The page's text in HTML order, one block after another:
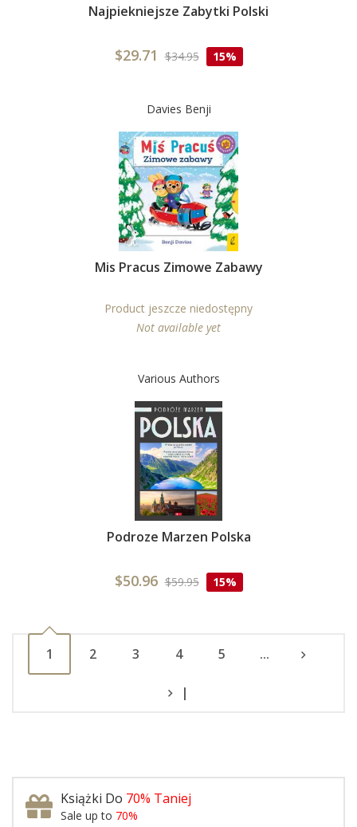
Najpiekniejsze Zabytki Polski
$29.71 $34.95 15%
Davies Benji
Mis Pracus Zimowe Zabawy
Product jeszcze niedostępny
Not available yet
Various Authors
Podroze Marzen Polska
$50.96 $59.95 15%
1 2 3 4 5 ...
|
Książki Do 70% Taniej
Sale up to 70%